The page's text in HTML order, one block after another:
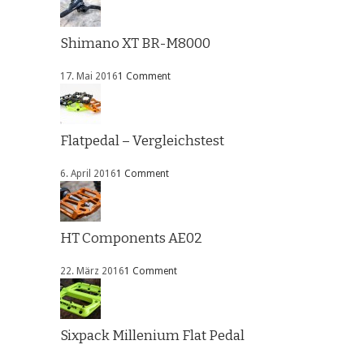
Shimano XT BR-M8000
17. Mai 20161 Comment
Flatpedal – Vergleichstest
6. April 20161 Comment
HT Components AE02
22. März 20161 Comment
Sixpack Millenium Flat Pedal